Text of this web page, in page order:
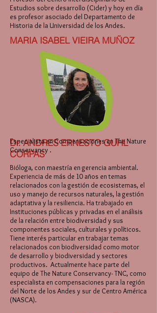
Estudios sobre desarrollo (Cider) y hoy en día
es profesor asociado del Departamento de
Historia de la Universidad de los Andes.
MARIA ISABEL VIEIRA MUÑOZ
Dr. ANDRES ERNESTO GUHL
CORPAS
Especialista en Compensaciones en The Nature
Conservancy .
Bióloga, con maestría en gerencia ambiental.
Experiencia de más de 10 años en temas
relacionados con la gestión de ecosistemas, el
uso y manejo de recursos naturales, la gestión
adaptativa y la resiliencia. Ha trabajado en
Instituciones públicas y privadas en el análisis
de la relación entre biodiversidad y sus
componentes sociales, culturales y políticos.
Tiene interés particular en trabajar temas
relacionados con biodiversidad como motor
de desarrollo y biodiversidad y sectores
productivos. Actualmente hace parte del
equipo de The Nature Conservancy- TNC, como
especialista en compensaciones para la región
del Norte de los Andes y sur de Centro América
(NASCA).